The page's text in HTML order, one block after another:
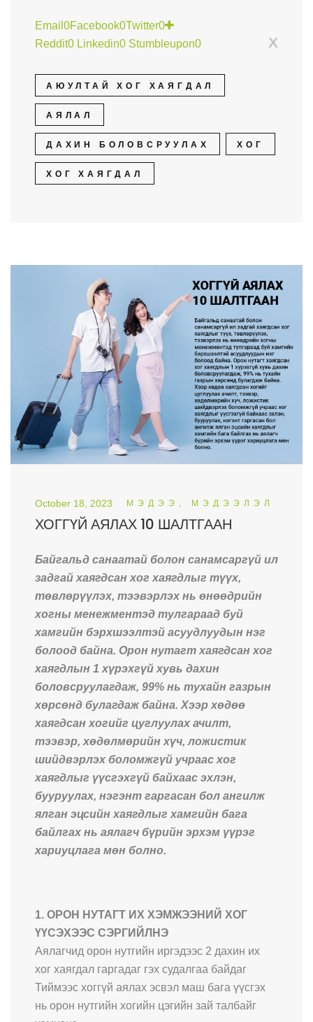
Email 0Facebook0Twitter0
X
Reddit0 Linkedin0 Stumbleupon0
АЮУЛТАЙ ХОГ ХАЯГДАЛ
АЯЛАЛ
ДАХИН БОЛОВСРУУЛАХ ХОГ
ХОГ ХАЯГДАЛ
October 18, 2023 МЭДЭЭ, МЭДЭЭЛЭЛ
ХОГГҮЙ АЯЛАХ 10 ШАЛТГААН
Байгальд санаатай болон санамсаргүй ил
задгай хаягдсан хог хаягдлыг түүх,
төвлөрүүлэх, тээвэрлэх нь өнөөдрийн
хогны менежментэд тулгараад буй
хамгийн бэрхшээлтэй асуудлуудын нэг
болоод байна. Орон нутагт хаягдсан хог
хаягдлын 1 хүрэхгүй хувь дахин
боловсруулагдаж, 99% нь тухайн газрын
хөрсөнд булагдаж байна. Хээр хөдөө
хаягдсан хогийг цуглуулах ачилт,
тээвэр, хөдөлмөрийн хүч, ложистик
шийдвэрлэх боломжгүй учраас хог
хаягдлыг үүсгэхгүй байхаас эхлэн,
бууруулах, нэгэнт гаргасан бол ангилж
ялган эцсийн хаягдлыг хамгийн бага
байлгах нь аялагч бүрийн эрхэм үүрэг
хариуцлага мөн болно.
1. ОРОН НУТАГТ ИХ ХЭМЖЭЭНИЙ ХОГ
ҮҮСЭХЭЭС СЭРГИЙЛНЭ
Аялагчид орон нутгийн иргэдээс 2 дахин их
хог хаягдал гаргадаг гэх судалгаа байдаг
Тиймээс хоггүй аялах эсвэл маш бага үүсгэх
нь орон нутгийн хогийн цэгийн зай талбайг